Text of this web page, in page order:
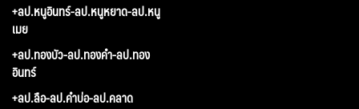
+ลป.หนูอินทร์-ลป.หนูหยาด-ลป.หนู
เมย
+ลป.ทองบัว-ลป.ทองคำ-ลป.ทอง
อินทร์
+ลป.ลือ-ลป.คำบ่อ-ลป.คลาด